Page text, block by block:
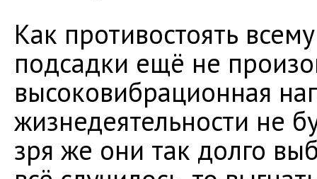
Как противостоять
подсадки ещё не
высоковибрационная
жизнедеятельности не
зря же они так долго